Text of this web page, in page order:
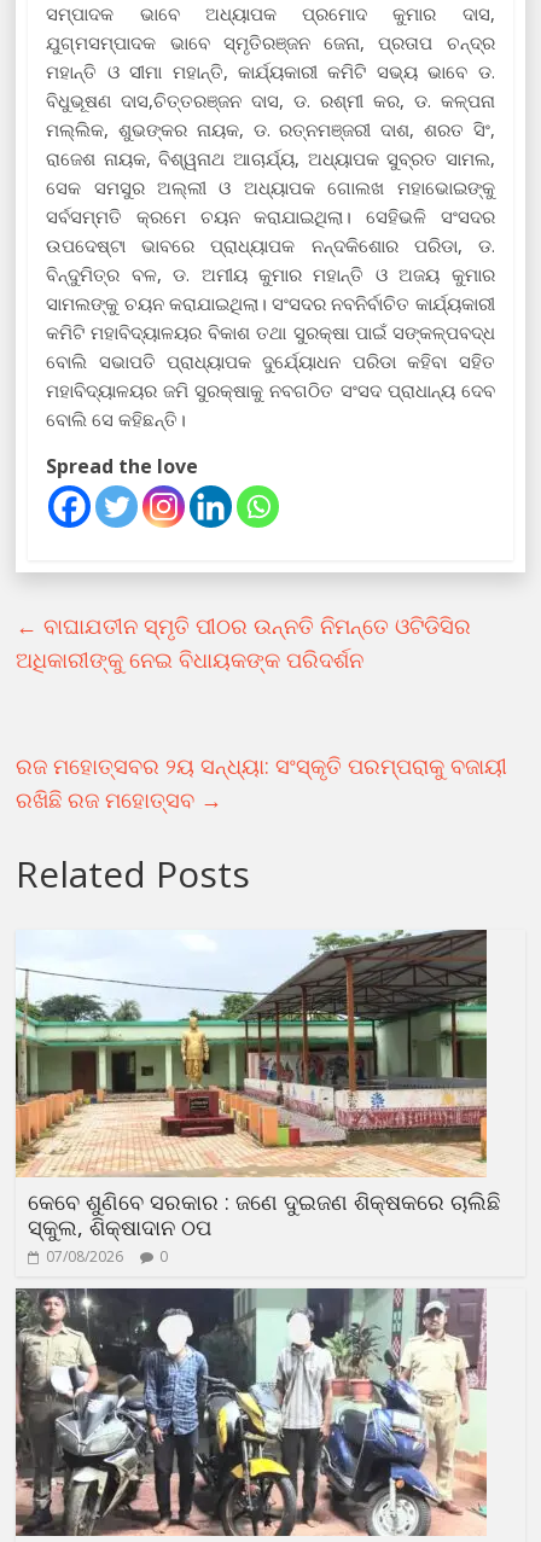
ସମ୍ପାଦକ ଭାବେ ଅଧ୍ୟାପକ ପ୍ରମୋଦ କୁମାର ଦାସ,
ଯୁଗ୍ମସମ୍ପାଦକ ଭାବେ ସ୍ମୃତିରଞ୍ଜନ ଜେନା, ପ୍ରତାପ ଚନ୍ଦ୍ର
ମହାନ୍ତି ଓ ସୀମା ମହାନ୍ତି, କାର୍ଯ୍ୟକାରୀ କମିଟି ସଭ୍ୟ ଭାବେ ଡ.
ବିଧୁଭୂଷଣ ଦାସ,ଚିତ୍ତରଞ୍ଜନ ଦାସ, ଡ. ରଶ୍ମୀ କର, ଡ. କଳ୍ପନା
ମଲ୍ଲିକ, ଶୁଭଙ୍କର ନାୟକ, ଡ. ରତ୍ନମଞ୍ଜରୀ ଦାଶ, ଶରତ ସିଂ,
ରାଜେଶ ନାୟକ, ବିଶ୍ୱନାଥ ଆଚାର୍ଯ୍ୟ, ଅଧ୍ୟାପକ ସୁବ୍ରତ ସାମଲ,
ସେକ ସମସୁର ଅଲ୍ଲୀ ଓ ଅଧ୍ୟାପକ ଗୋଲଖ ମହାଭୋଇଙ୍କୁ
ସର୍ବସମ୍ମତି କ୍ରମେ ଚୟନ କରାଯାଇଥିଲା। ସେହିଭଳି ସଂସଦର
ଉପଦେଷ୍ଟା ଭାବରେ ପ୍ରାଧ୍ୟାପକ ନନ୍ଦକିଶୋର ପରିଡା, ଡ.
ବିନ୍ଦୁମିତ୍ର ବଳ, ଡ. ଅମୀୟ କୁମାର ମହାନ୍ତି ଓ ଅଜୟ କୁମାର
ସାମଲଙ୍କୁ ଚୟନ କରାଯାଇଥିଲା। ସଂସଦର ନବନିର୍ବାଚିତ କାର୍ଯ୍ୟକାରୀ
କମିଟି ମହାବିଦ୍ୟାଳୟର ବିକାଶ ତଥା ସୁରକ୍ଷା ପାଇଁ ସଙ୍କଳ୍ପବଦ୍ଧ
ବୋଲି ସଭାପତି ପ୍ରାଧ୍ୟାପକ ଦୁର୍ଯ୍ୟୋଧନ ପରିଡା କହିବା ସହିତ
ମହାବିଦ୍ୟାଳୟର ଜମି ସୁରକ୍ଷାକୁ ନବଗଠିତ ସଂସଦ ପ୍ରାଧାନ୍ୟ ଦେବ
ବୋଲି ସେ କହିଛନ୍ତି।
Spread the love
← ବାଘାଯତୀନ ସ୍ମୃତି ପୀଠର ଉନ୍ନତି ନିମନ୍ତେ ଓଟିଡିସିର
ଅଧିକାରୀଙ୍କୁ ନେଇ ବିଧାୟକଙ୍କ ପରିଦର୍ଶନ
ରଜ ମହୋତ୍ସବର ୨ୟ ସନ୍ଧ୍ୟା: ସଂସ୍କୃତି ପରମ୍ପରାକୁ ବଜାୟୀ
ରଖିଛି ରଜ ମହୋତ୍ସବ →
Related Posts
କେବେ ଶୁଣିବେ ସରକାର : ଜଣେ ଦୁଇଜଣ ଶିକ୍ଷକରେ ଚାଲିଛି
ସ୍କୁଲ, ଶିକ୍ଷାଦାନ ଠପ
07/08/2026 0